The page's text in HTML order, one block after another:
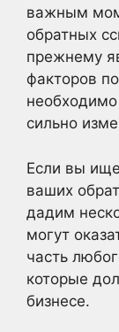
важным
обратных
прежнему
факторов
сильно
Если вы
ваших
дадим
могут
часть
которые
бизнесе.